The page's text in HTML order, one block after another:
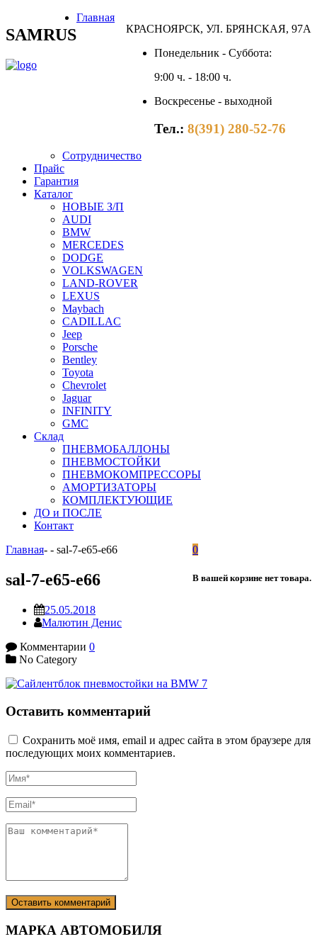
SAMRUS
КРАСНОЯРСК, УЛ. БРЯНСКАЯ, 97А
Понедельник - Суббота:
9:00 ч. - 18:00 ч.
Воскресенье - выходной
Тел.: 8(391) 280-52-76
Главная
Сотрудничество
Прайс
Гарантия
Каталог
НОВЫЕ З/П
AUDI
BMW
MERCEDES
DODGE
VOLKSWAGEN
LAND-ROVER
LEXUS
Maybach
CADILLAC
Jeep
Porsche
Bentley
Toyota
Chevrolet
Jaguar
INFINITY
GMC
Склад
ПНЕВМОБАЛЛОНЫ
ПНЕВМОСТОЙКИ
ПНЕВМОКОМПРЕССОРЫ
АМОРТИЗАТОРЫ
КОМПЛЕКТУЮЩИЕ
ДО и ПОСЛЕ
Контакт
0
В вашей корзине нет товара.
Главная- - sal-7-e65-e66
sal-7-e65-e66
25.05.2018
Малютин Денис
Комментарии 0
No Category
Оставить комментарий
Сохранить моё имя, email и адрес сайта в этом браузере для
последующих моих комментариев.
МАРКА АВТОМОБИЛЯ